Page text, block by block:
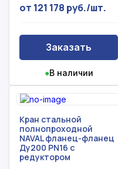
от 121 178 руб./шт.
Заказать
●В наличии
Кран стальной
полнопроходной
NAVAL фланец-фланец
Ду200 PN16 с
редуктором